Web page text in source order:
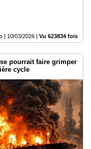
| 10/03/2026 | Vu 623834 fois
pourrait faire grimper
cycle